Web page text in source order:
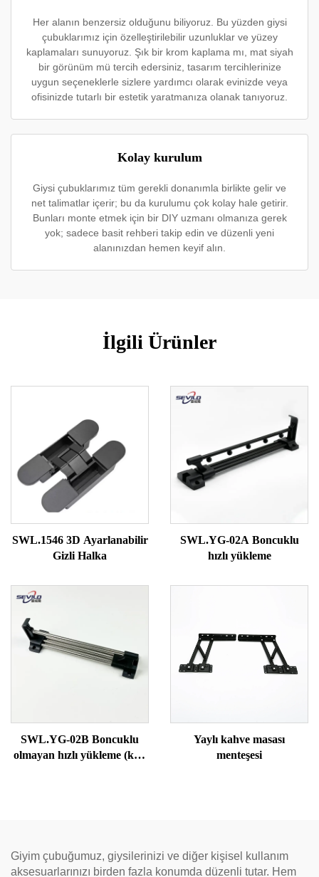
Her alanın benzersiz olduğunu biliyoruz. Bu yüzden giysi
çubuklarımız için özelleştirilebilir uzunluklar ve yüzey
kaplamaları sunuyoruz. Şık bir krom kaplama mı, mat siyah
bir görünüm mü tercih edersiniz, tasarım tercihlerinize
uygun seçeneklerle sizlere yardımcı olarak evinizde veya
ofisinizde tutarlı bir estetik yaratmanıza olanak tanıyoruz.
Kolay kurulum
Giysi çubuklarımız tüm gerekli donanımla birlikte gelir ve
net talimatlar içerir; bu da kurulumu çok kolay hale getirir.
Bunları monte etmek için bir DIY uzmanı olmanıza gerek
yok; sadece basit rehberi takip edin ve düzenli yeni
alanınızdan hemen keyif alın.
İlgili Ürünler
SWL.1546 3D Ayarlanabilir
Gizli Halka
SWL.YG-02A Boncuklu
hızlı yükleme
SWL.YG-02B Boncuklu
olmayan hızlı yükleme (katı
Yaylı kahve masası
menteşesi
Giyim çubuğumuz, giysilerinizi ve diğer kişisel kullanım
aksesuarlarınızı birden fazla konumda düzenli tutar. Hem